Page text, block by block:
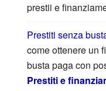
prestii e
Prestiti senza
come ottenere un
busta paga con
Prestiti e